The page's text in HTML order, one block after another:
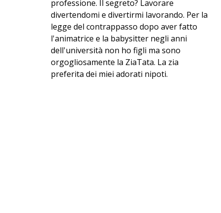
professione. Il segreto? Lavorare
divertendomi e divertirmi lavorando. Per la
legge del contrappasso dopo aver fatto
l'animatrice e la babysitter negli anni
dell'università non ho figli ma sono
orgogliosamente la ZiaTata. La zia
preferita dei miei adorati nipoti.